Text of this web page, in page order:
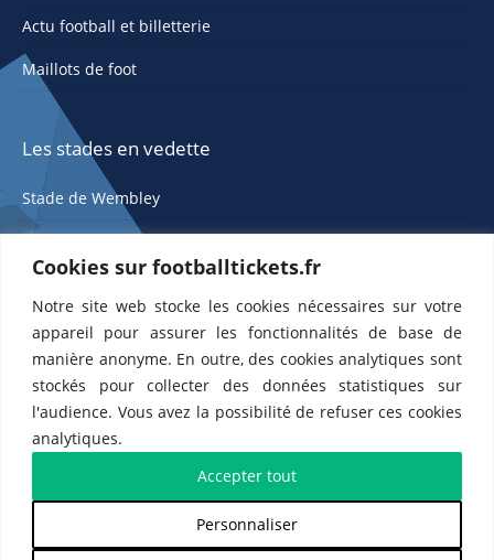
Cookies sur footballtickets.fr
Notre site web stocke les cookies nécessaires sur votre
appareil pour assurer les fonctionnalités de base de
manière anonyme. En outre, des cookies analytiques sont
stockés pour collecter des données statistiques sur
l'audience. Vous avez la possibilité de refuser ces cookies
analytiques.
Personnaliser
Accepter tout
Actu football et billetterie
Maillots de foot
Les stades en vedette
Stade de Wembley
ETTS 365 SL, Rambla de Catalunya 38, 8, 1, 08007 Barcelone, Espagne |
Partenaires de l'US Changé 53 💙et de l'US Bretons de Paris 🤍